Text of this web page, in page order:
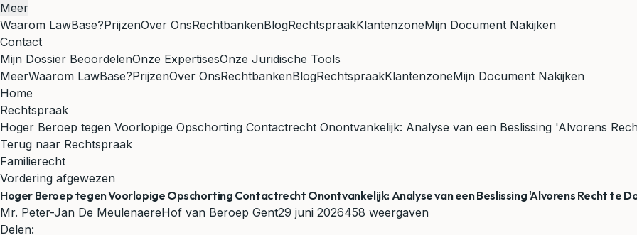
Meer
Waarom LawBase?PrijzenOver OnsRechtbankenBlogRechtspraakKlantenzoneMijn Document Nakijken
Contact
Mijn Dossier BeoordelenOnze ExpertisesOnze Juridische Tools
MeerWaarom LawBase?PrijzenOver OnsRechtbankenBlogRechtspraakKlantenzoneMijn Document Nakijken
Home
Rechtspraak
Hoger Beroep tegen Voorlopige Opschorting Contactrecht Onontvankelijk: Analyse van een Beslissing 'Alvorens
Terug naar Rechtspraak
Familierecht
Vordering afgewezen
Hoger Beroep tegen Voorlopige Opschorting Contactrecht Onontvankelijk: Analyse van een Beslissing 'Alvorens Recht te
Mr. Peter-Jan De MeulenaereHof van Beroep Gent29 juni 2026458 weergaven
Delen: